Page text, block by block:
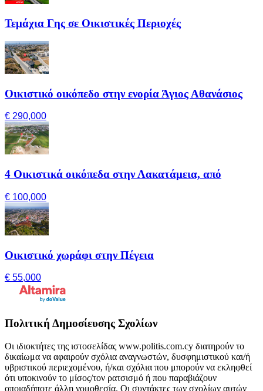
Τεμάχια Γης σε Οικιστικές Περιοχές
Οικιστικό οικόπεδο στην ενορία Άγιος Αθανάσιος
€ 290,000
4 Οικιστικά οικόπεδα στην Λακατάμεια, από
€ 100,000
Οικιστικό χωράφι στην Πέγεια
€ 55,000
Πολιτική Δημοσίευσης Σχολίων
Οι ιδιοκτήτες της ιστοσελίδας www.politis.com.cy διατηρούν το
δικαίωμα να αφαιρούν σχόλια αναγνωστών, δυσφημιστικού και/ή
υβριστικού περιεχομένου, ή/και σχόλια που μπορούν να εκληφθεί
ότι υποκινούν το μίσος/τον ρατσισμό ή που παραβιάζουν
οποιαδήποτε άλλη νομοθεσία. Οι συντάκτες των σχολίων αυτών